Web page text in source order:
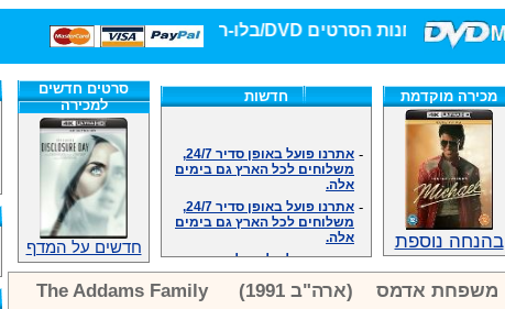
חנות הסרטים DVD/בלו-ריי/3D הגדולה ביותר!
מכירה מוקדמת
בהנחה נוספת
חדשות
משלוחים לכל הארץ גם בימים
אלה.
משלוחים לכל הארץ גם בימים
אלה.
אנחנו כאן לכול שאלה וזמינים
במענה הטלפוני שלנו.ובמייל
.האתר לרשותכם פעיל 24/7
מענה טלפוני: 09-7652392
סרטים חדשים
למכירה
חדשים על המדף
משפחת אדמס (ארה"ב 1991) The Addams Family